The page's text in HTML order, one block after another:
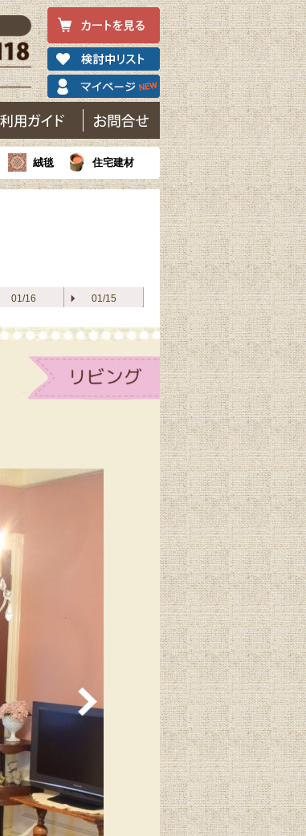
絨毯 住宅建材
01/16 01/15